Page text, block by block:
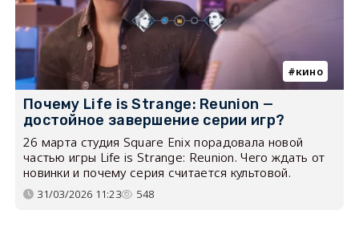
кино
Почему Life is Strange: Reunion —
достойное завершение серии игр?
26 марта студия Square Enix порадовала новой
частью игры Life is Strange: Reunion. Чего ждать от
новинки и почему серия считается культовой.
31/03/2026 11:23 548